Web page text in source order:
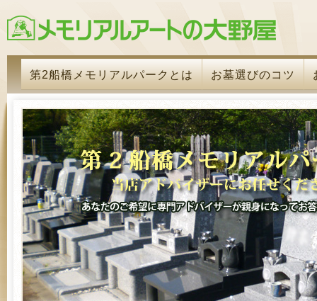
第2船橋メモリアルパークとは お墓選びのコツ